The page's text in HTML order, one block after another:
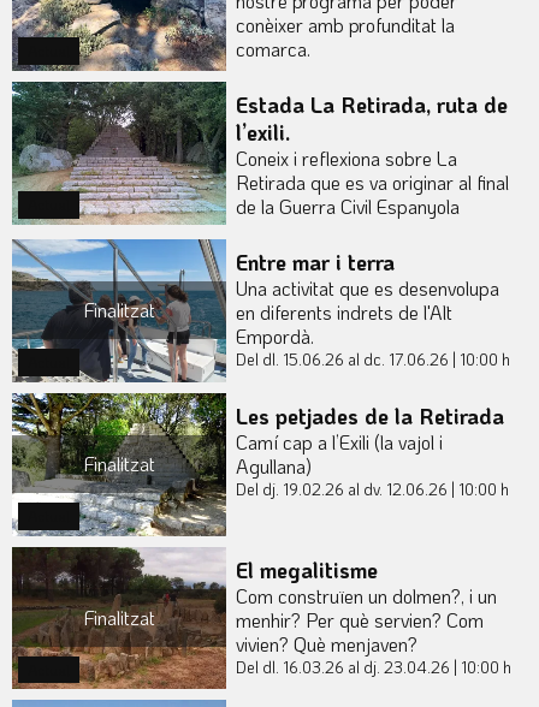
conèixer amb profunditat la
comarca.
Estada La Retirada, ruta de
l’exili.
Coneix i reflexiona sobre La
Retirada que es va originar al final
de la Guerra Civil Espanyola
Finalitzat
Entre mar i terra
Una activitat que es desenvolupa
en diferents indrets de l'Alt
Empordà.
Del dl. 15.06.26 al dc. 17.06.26 | 10:00 h
Finalitzat
Les petjades de la Retirada
Camí cap a l’Exili (la vajol i
Agullana)
Del dj. 19.02.26 al dv. 12.06.26 | 10:00 h
Finalitzat
El megalitisme
Com construïen un dolmen?, i un
menhir? Per què servien? Com
vivien? Què menjaven?
Del dl. 16.03.26 al dj. 23.04.26 | 10:00 h